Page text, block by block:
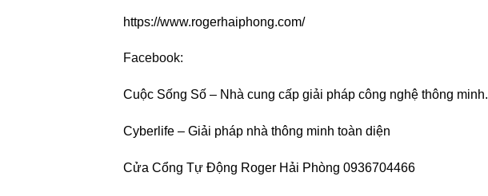
https://www.rogerhaiphong.com/
Facebook:
Cuộc Sống Số – Nhà cung cấp giải pháp công nghệ thông minh.
Cyberlife – Giải pháp nhà thông minh toàn diện
Cửa Cổng Tự Động Roger Hải Phòng 0936704466